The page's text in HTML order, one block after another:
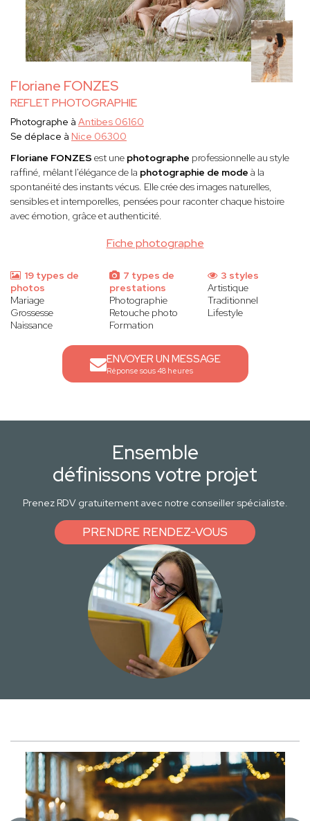
Floriane FONZES
REFLET PHOTOGRAPHIE
Fiche photographe
Photographe à Antibes 06160
Se déplace à Nice 06300
Floriane FONZES est une photographe professionnelle au style
raffiné, mêlant l'élégance de la photographie de mode à la
spontanéité des instants vécus. Elle crée des images naturelles,
sensibles et intemporelles, pensées pour raconter chaque histoire
avec émotion, grâce et authenticité.
19 types de
photos
Mariage
Grossesse
Naissance
7 types de
prestations
Photographie
Retouche photo
Formation
3 styles
Artistique
Traditionnel
Lifestyle
ENVOYER UN MESSAGE
Réponse sous 48 heures
Ensemble
définissons votre projet
Prenez RDV gratuitement avec notre conseiller spécialiste.
PRENDRE RENDEZ-VOUS